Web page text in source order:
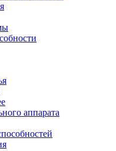
аппарата